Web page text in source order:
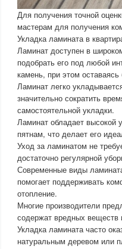
Для получения точной
мастерам для получения
Укладка ламината в
Ламинат доступен в
подобрать его под любой
камень, при этом
Ламинат легко
значительно сократить
самостоятельной укладки.
Ламинат обладает высокой
пятнам, что делает его
Уход за ламинатом не
достаточно регулярной
Современные виды
помогает поддерживать
отопление.
Многие производители
содержат вредных веществ
Укладка ламината часто
натуральным деревом или